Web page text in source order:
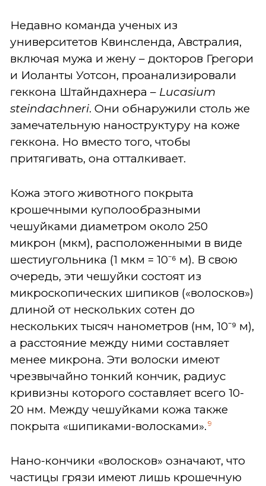
Недавно команда ученых из
университетов Квинсленда, Австралия,
включая мужа и жену – докторов Грегори
и Иоланты Уотсон, проанализировали
геккона Штайндахнера – Lucasium
steindachneri. Они обнаружили столь же
замечательную наноструктуру на коже
геккона. Но вместо того, чтобы
притягивать, она отталкивает.
Кожа этого животного покрыта
крошечными куполообразными
чешуйками диаметром около 250
микрон (мкм), расположенными в виде
шестиугольника (1 мкм = 10⁻⁶ м). В свою
очередь, эти чешуйки состоят из
микроскопических шипиков («волосков»)
длиной от нескольких сотен до
нескольких тысяч нанометров (нм, 10⁻⁹ м),
а расстояние между ними составляет
менее микрона. Эти волоски имеют
чрезвычайно тонкий кончик, радиус
кривизны которого составляет всего 10-
20 нм. Между чешуйками кожа также
покрыта «шипиками-волосками». 9
Нано-кончики «волосков» означают, что
частицы грязи имеют лишь крошечную